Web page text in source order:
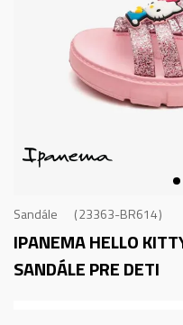
Sandále 23363-BR614
IPANEMA HELLO
SANDÁLE PRE DETI